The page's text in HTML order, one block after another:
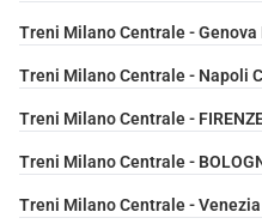
Treni Milano Centrale -
Treni Milano Centrale - Napoli
Treni Milano Centrale -
Treni Milano Centrale -
Treni Milano Centrale -